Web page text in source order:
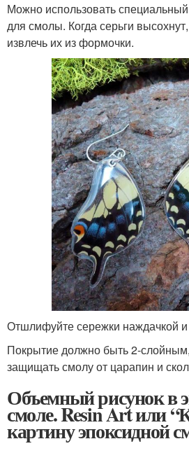
Можно использовать
для смолы. Когда серьги
извлечь их из формочки.
Отшлифуйте сережки наждачкой и
Покрытие должно быть 2-слойным,
защищать смолу от царапин и
Объемный рисунок в
смоле. Resin Art или
картину эпоксидной